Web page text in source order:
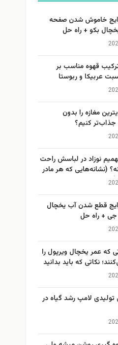
خاموش شدن صفحه
بکو + راه حل
قهوه مناسب بر
عربیکا و ربوستا
مغازه را بدون
جذاب‌تر کنیم؟
نوزاد در لباسش راحت
(نشانه‌هایی که هر مادر
قطع شدن آب یخچال
جی + راه حل
که عمر یخچال ویرپول را
نکاتی که باید بدانید
تولیدی لامپ رشد گیاه در